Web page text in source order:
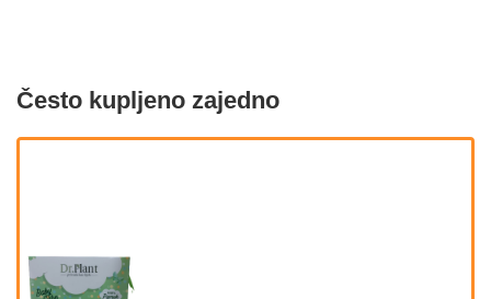
Često kupljeno zajedno